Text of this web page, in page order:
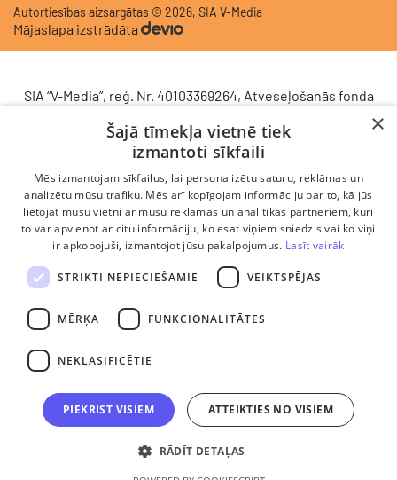
Autortiesības aizsargātas © 2026, SIA V-Media
Mājaslapa izstrādāta
SIA “V-Media”, reģ. Nr. 40103369264, Atveseļošanās fonda
komercdarbības procesu uzlabošanā - ieviesta klientu
attiecību pārvaldības sistēma (CRM). 2024. gada 16.
decembrī tika noslēgts līgums Nr. 9.2-17-L-2024/928 ar
Latvijas Investīciju un attīstības aģentūru par atbalsta
saņemšanu saskaņā ar Atveseļošanas un noturības
mehānisma plāna 2. komponenti “Digitālā transformācija”
(atbalsta pieteikuma Nr. DIGI/2024/1253). Projekta ietvaros
ieviesta klientu un darba procesu pārvaldības sistēma
Scoro, uzlabojot pārdošanas procesu, centralizējot klientu
datubāzi un darījumu plūsmu, kā arī nodrošinot pārskatāmu,
efektīvu pārdošanas nodaļas darbu un precīzāku rezultātu
×
Šajā tīmekļa vietnē tiek
izmantoti sīkfaili
Mēs izmantojam sīkfailus, lai personalizētu saturu, reklāmas un
analizētu mūsu trafiku. Mēs arī kopīgojam informāciju par to, kā jūs
lietojat mūsu vietni ar mūsu reklāmas un analītikas partneriem, kuri
to var apvienot ar citu informāciju, ko esat viņiem sniedzis vai ko viņi
ir apkopojuši, izmantojot jūsu pakalpojumus. Lasīt vairāk
STRIKTI NEPIECIEŠAMIE VEIKTSPĒJAS
MĒRĶA FUNKCIONALITĀTES
NEKLASIFICĒTIE
PIEKRIST VISIEM ATTEIKTIES NO VISIEM
RĀDĪT DETAĻAS